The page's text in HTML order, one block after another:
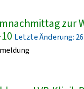
zur
Letzte Änderung: